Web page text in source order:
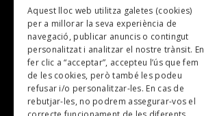
TV
Plans per fer
Revistes
SUBSCRIU-TE A LA NOSTRA NEWSLETTER!
Aquest lloc web utilitza galetes (cookies)
per a millorar la seva experiència de
navegació, publicar anuncis o contingut
personalitzat i analitzar el nostre trànsit. En
fer clic a “acceptar”, accepteu l’ús que fem
de les cookies, però també les podeu
refusar i/o personalitzar-les. En cas de
rebutjar-les, no podrem assegurar-vos el